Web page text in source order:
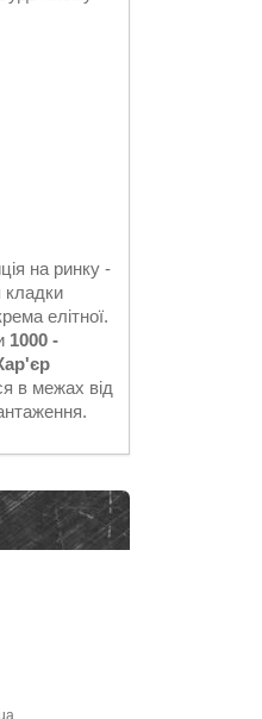
на ринку -
кладки
елітної.
1000 -
в межах від